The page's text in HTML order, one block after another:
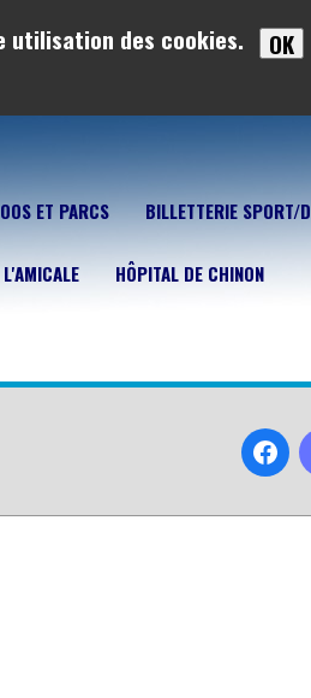
utilisation des cookies. OK
ET PARCS BILLETTERIE SPORT/
HÔPITAL DE CHINON